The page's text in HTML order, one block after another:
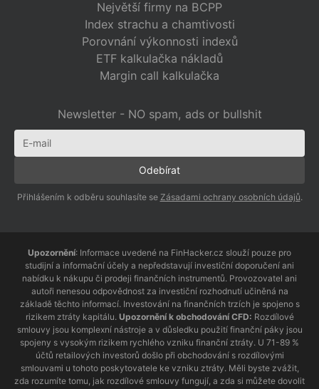
Největší firmy na BCPP
Index strachu a chamtivosti
Porovnání výkonnosti indexů
ETF kalkulačka nákladů
Margin call kalkulačka
Newsletter - NO spam, ads or bullshit
Přihlášením k odběru souhlasíte se Zásadami ochrany osobních údajů.
Upozornění: Informace uvedené na FinHacker.cz slouží pouze pro
studijní a informační účely a nepředstavují investiční doporučení ani
nabídku k nákupu či prodeji finančních instrumentů. Provozovatel ani
autoři nenesou odpovědnost za investiční rozhodnutí učiněná na
základě těchto informací. Investování na finančních trzích je spojeno s
rizikem ztráty kapitálu. Upozornění k obchodování CFD: Rozdílové
smlouvy jsou komplexní nástroje a v důsledku použití finanční páky jsou
spojeny s vysokým rizikem rychlého vzniku finanční ztráty. U 71-89 %
účtů retailových investorů došlo při obchodování s rozdílovými
smlouvami u tohoto poskytovatele ke vzniku ztráty. Měli byste zvážit,
zda rozumíte tomu, jak rozdílové smlouvy fungují, a zda si můžete dovolit